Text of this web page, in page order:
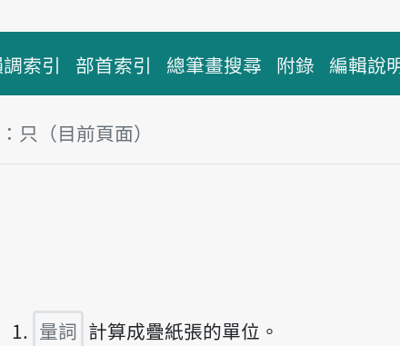
索引 部首索引 總筆畫搜尋 附錄 編輯說
只（目前頁面）
量詞 計算成疊紙張的單位。